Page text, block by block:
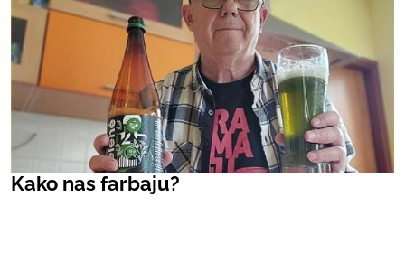
Kako nas farbaju?